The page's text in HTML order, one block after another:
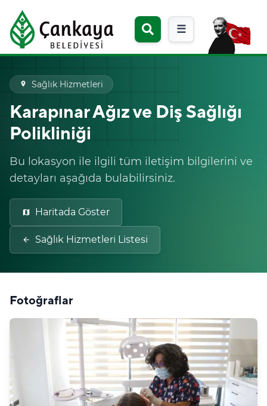
☰
place Sağlık Hizmetleri
Karapınar Ağız ve Diş Sağlığı
Polikliniği
Bu lokasyon ile ilgili tüm iletişim bilgilerini ve
detayları aşağıda bulabilirsiniz.
map Haritada Göster
arrow_back Sağlık Hizmetleri Listesi
Fotoğraflar